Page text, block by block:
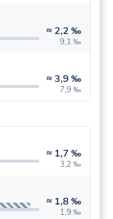
≈ 2,2 ‰
9,1 ‰
≈ 3,9 ‰
7,9 ‰
≈ 1,7 ‰
3,2 ‰
≈ 1,8 ‰
1,9 ‰